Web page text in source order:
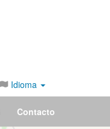
Idioma
Contacto